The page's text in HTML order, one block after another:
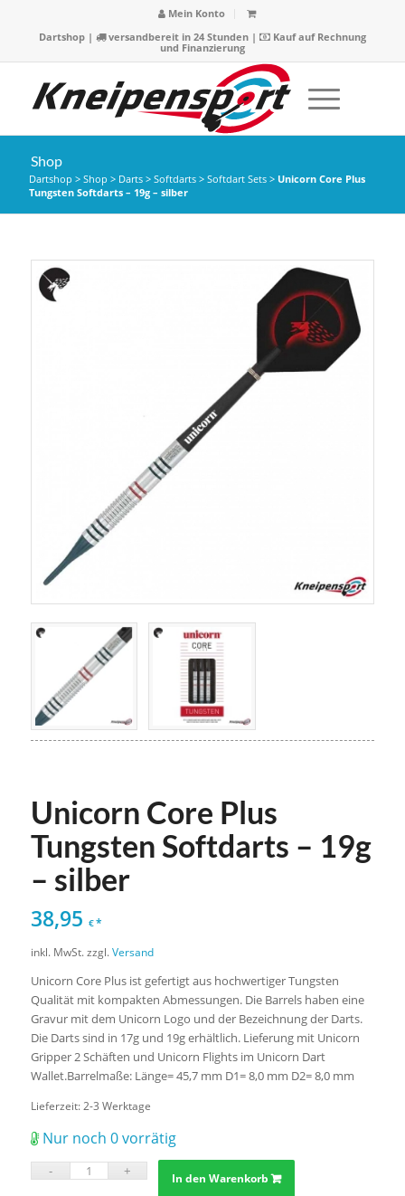
Mein Konto
Dartshop| versandbereit in 24 Stunden |
Kauf auf Rechnung
und Finanzierung
Shop
Dartshop > Shop > Darts> Softdarts> Softdart Sets> Unicorn Core Plus
Tungsten Softdarts – 19g – silber
Unicorn Core Plus
Tungsten Softdarts – 19g
– silber
38,95 €*
inkl. MwSt. zzgl.Versand
Unicorn Core Plus ist gefertigt aus hochwertiger Tungsten
Qualität mit kompakten Abmessungen. Die Barrels haben eine
Gravur mit dem Unicorn Logo und der Bezeichnung der Darts.
Die Darts sind in 17g und 19g erhältlich. Lieferung mit Unicorn
Gripper 2 Schäften und Unicorn Flights im Unicorn Dart
Wallet.Barrelmaße: Länge= 45,7 mm D1= 8,0 mm D2= 8,0 mm
Lieferzeit: 2-3 Werktage
Nur noch 0 vorrätig
In den Warenkorb